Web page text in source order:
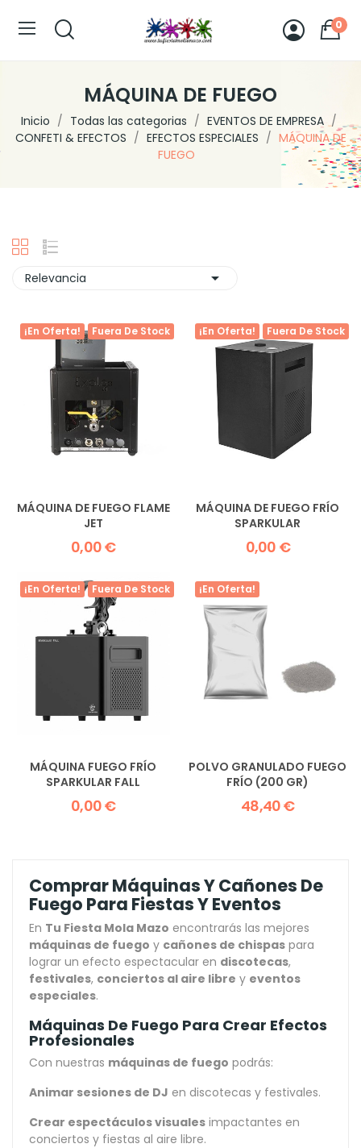
0
MÁQUINA DE FUEGO
Inicio Todas las categorias
EVENTOS DE EMPRESA
CONFETI & EFECTOS
EFECTOS ESPECIALES
MÁQUINA DE
FUEGO
Relevancia 
¡En Oferta! Fuera De Stock
MÁQUINA DE FUEGO FLAME
JET
0,00 €
¡En Oferta! Fuera De Stock
MÁQUINA DE FUEGO FRÍO
SPARKULAR
0,00 €
¡En Oferta! Fuera De Stock
MÁQUINA FUEGO FRÍO
SPARKULAR FALL
0,00 €
¡En Oferta!
POLVO GRANULADO FUEGO
FRÍO (200 GR)
48,40 €
Comprar Máquinas Y Cañones De
Fuego Para Fiestas Y Eventos
En Tu Fiesta Mola Mazo encontrarás las mejores
máquinas de fuego y cañones de chispas para
lograr un efecto espectacular en discotecas,
festivales, conciertos al aire libre y eventos
especiales.
Máquinas De Fuego Para Crear Efectos
Profesionales
Con nuestras máquinas de fuego podrás:
Animar sesiones de DJ en discotecas y festivales.
Crear espectáculos visuales impactantes en
conciertos y fiestas al aire libre.